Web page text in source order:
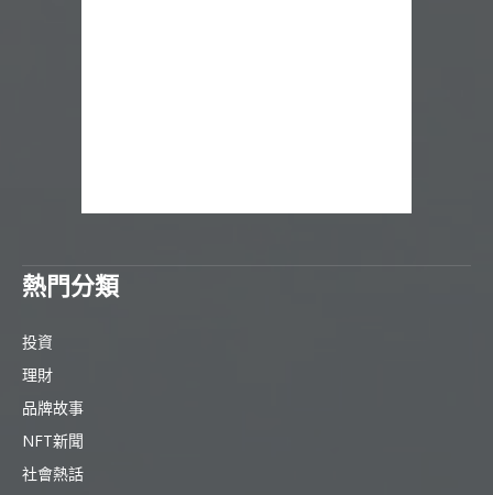
熱門分類
投資
理財
品牌故事
NFT新聞
社會熱話